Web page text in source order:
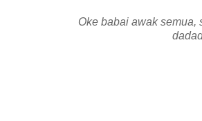
Oke babai awak semua,